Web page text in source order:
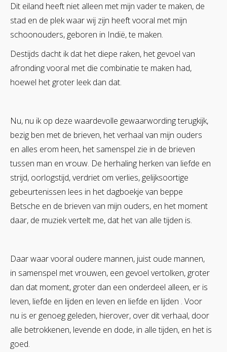
Dit eiland heeft niet alleen met mijn vader te maken, de
stad en de plek waar wij zijn heeft vooral met mijn
schoonouders, geboren in Indië, te maken.
Destijds dacht ik dat het diepe raken, het gevoel van
afronding vooral met die combinatie te maken had,
hoewel het groter leek dan dat.
Nu, nu ik op deze waardevolle gewaarwording terugkijk,
bezig ben met de brieven, het verhaal van mijn ouders
en alles erom heen, het samenspel zie in de brieven
tussen man en vrouw. De herhaling herken van liefde en
strijd, oorlogstijd, verdriet om verlies, gelijksoortige
gebeurtenissen lees in het dagboekje van beppe
Betsche en de brieven van mijn ouders, en het moment
daar, de muziek vertelt me, dat het van alle tijden is.
Daar waar vooral oudere mannen, juist oude mannen,
in samenspel met vrouwen, een gevoel vertolken, groter
dan dat moment, groter dan een onderdeel alleen, er is
leven, liefde en lijden en leven en liefde en lijden . Voor
nu is er genoeg geleden, hierover, over dit verhaal, door
alle betrokkenen, levende en dode, in alle tijden, en het is
goed.